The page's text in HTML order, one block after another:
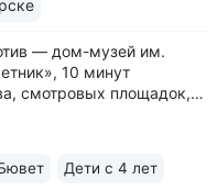
— дом-музей им.
10 минут
смотровых площадок,
источника можно
Дети с 4 лет